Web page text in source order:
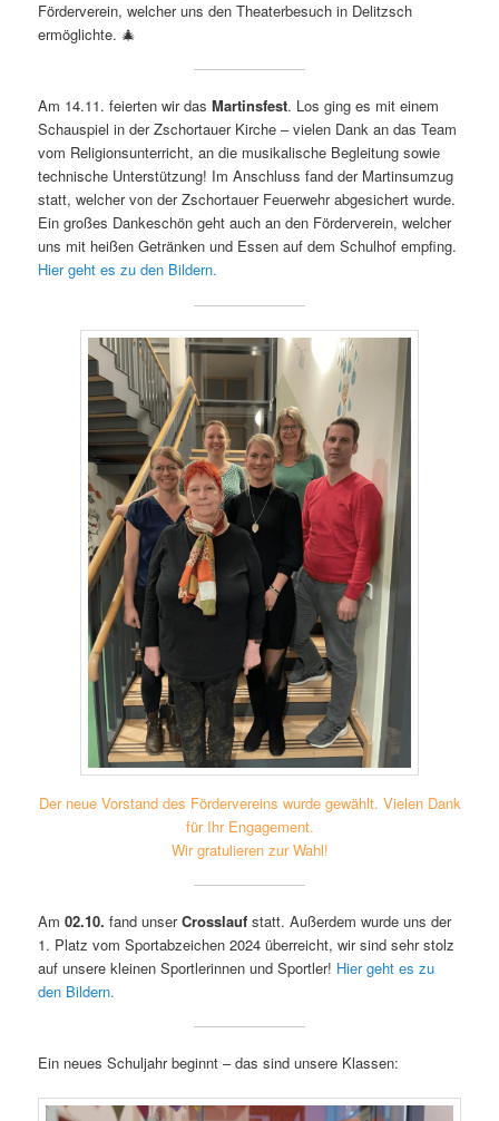
Förderverein, welcher uns den Theaterbesuch in Delitzsch
ermöglichte. 🎄
Am 14.11. feierten wir dasMartinsfest. Los ging es mit einem
Schauspiel in der Zschortauer Kirche – vielen Dank an das Team
vom Religionsunterricht, an die musikalische Begleitung sowie
technische Unterstützung! Im Anschluss fand der Martinsumzug
statt, welcher von der Zschortauer Feuerwehr abgesichert wurde.
Ein großes Dankeschön geht auch an den Förderverein, welcher
uns mit heißen Getränken und Essen auf dem Schulhof empfing.
Hier geht es zu den Bildern.
Der neue Vorstand des Fördervereins wurde gewählt. Vielen Dank
für Ihr Engagement.
Wir gratulieren zur Wahl!
Am02.10. fand unserCrosslauf statt. Außerdem wurde uns der
1. Platz vom Sportabzeichen 2024 überreicht, wir sind sehr stolz
auf unsere kleinen Sportlerinnen und Sportler! Hier geht es zu
den Bildern.
Ein neues Schuljahr beginnt – das sind unsere Klassen: